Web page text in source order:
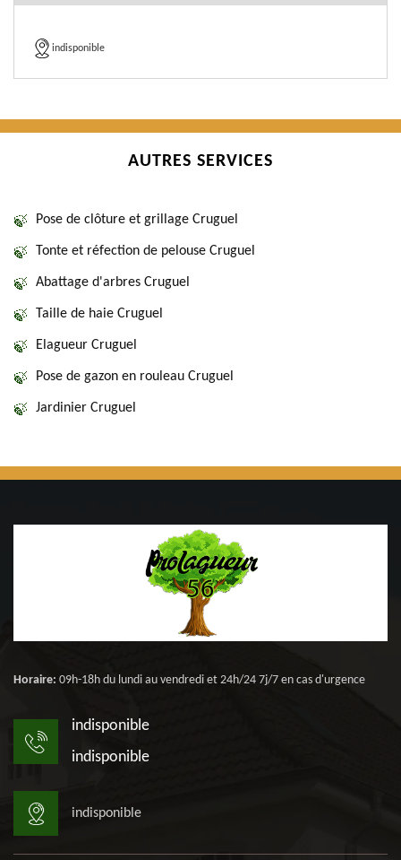
indisponible
AUTRES SERVICES
Pose de clôture et grillage Cruguel
Tonte et réfection de pelouse Cruguel
Abattage d'arbres Cruguel
Taille de haie Cruguel
Elagueur Cruguel
Pose de gazon en rouleau Cruguel
Jardinier Cruguel
Horaire: 09h-18h du lundi au vendredi et 24h/24 7j/7 en cas d'urgence
indisponible
indisponible
indisponible